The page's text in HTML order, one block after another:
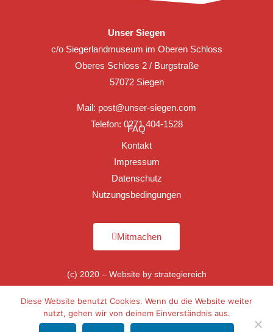
Unser Siegen
c/o Siegerlandmuseum im Oberen Schloss
Oberes Schloss 2 / Burgstraße
57072 Siegen
Mail: post@unser-siegen.com
Telefon: 0271 404-1528
FAQ
Kontakt
Impressum
Datenschutz
Nutzungsbedingungen
(c) 2020 – Website by strategiereich
Mitmachen
Diese Website benutzt Cookies. Wenn du die Website weiter
nutzt, gehen wir von deinem Einverständnis aus.